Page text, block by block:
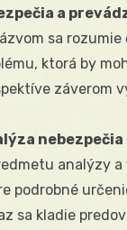
a
sa rozumie
ktorá by
záverom
nebezpečia
analýzy
podrobné
sa kladie